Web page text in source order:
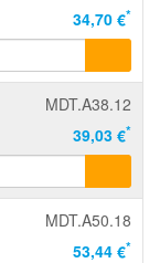
34,70 €*
MDT.A38.12
39,03 €*
MDT.A50.18
53,44 €*